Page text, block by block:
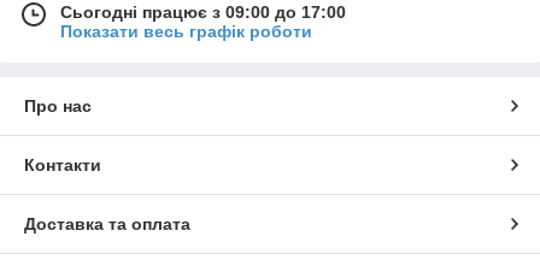
Сьогодні працює з 09:00 до 17:00
Показати весь графік роботи
Про нас
Контакти
Доставка та оплата